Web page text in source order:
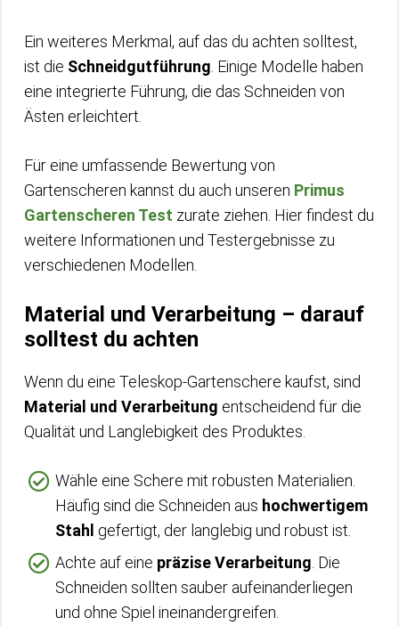
Ein weiteres Merkmal, auf das du achten solltest,
ist die Schneidgutführung . Einige Modelle haben
eine integrierte Führung, die das Schneiden von
Ästen erleichtert.
Für eine umfassende Bewertung von
Gartenscheren kannst du auch unseren Primus
Gartenscheren Test zurate ziehen. Hier findest du
weitere Informationen und Testergebnisse zu
verschiedenen Modellen.
Material und Verarbeitung – darauf
solltest du achten
Wenn du eine Teleskop-Gartenschere kaufst, sind
Material und Verarbeitung entscheidend für die
Qualität und Langlebigkeit des Produktes.
Wähle eine Schere mit robusten Materialien.
Häufig sind die Schneiden aus hochwertigem
Stahl gefertigt, der langlebig und robust ist.
Achte auf eine präzise Verarbeitung . Die
Schneiden sollten sauber aufeinanderliegen
und ohne Spiel ineinandergreifen.